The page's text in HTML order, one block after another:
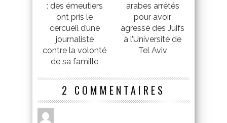
: des émeutiers
ont pris le
cercueil d’une
journaliste
contre la volonté
de sa famille
arabes arrêtés
pour avoir
agressé des Juifs
à l’Université de
Tel Aviv
2 COMMENTAIRES